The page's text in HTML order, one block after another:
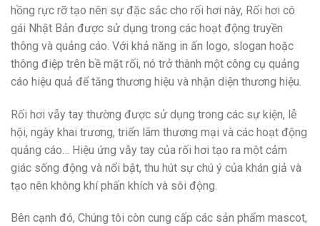
hồng rực rỡ tạo nên sự đặc sắc cho rối hơi này, Rối hơi cô
gái Nhật Bản được sử dụng trong các hoạt động truyền
thông và quảng cáo. Với khả năng in ấn logo, slogan hoặc
thông điệp trên bề mặt rối, nó trở thành một công cụ quảng
cáo hiệu quả để tăng thương hiệu và nhận diện thương hiệu.
Rối hơi vẫy tay thường được sử dụng trong các sự kiện, lễ
hội, ngày khai trương, triển lãm thương mại và các hoạt động
quảng cáo… Hiệu ứng vẫy tay của rối hơi tạo ra một cảm
giác sống động và nổi bật, thu hút sự chú ý của khán giả và
tạo nên không khí phấn khích và sôi động.
Bên cạnh đó, Chúng tôi còn cung cấp các sản phẩm mascot,